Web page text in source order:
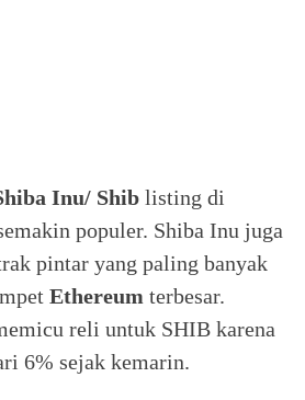
Inu/ Shib listing di
populer. Shiba Inu juga
pintar yang paling banyak
Ethereum terbesar.
reli untuk SHIB karena
6% sejak kemarin.